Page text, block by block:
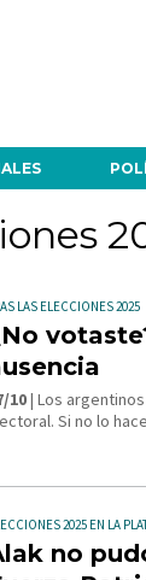
LAS ELECCIONES 2025
10| Los
Si no lo
2025 EN LA
no